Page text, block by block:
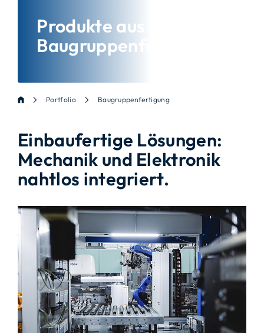
Produkte aus der
Baugruppenfertigung
Portfolio Baugruppenfertigung
Einbaufertige Lösungen:
Mechanik und Elektronik
nahtlos integriert.